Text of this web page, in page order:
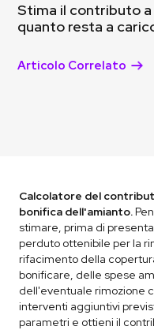
Stima il contributo
quanto resta a
Articolo Correlato
Calcolatore del
bonifica dell'amianto.
stimare, prima di
perduto ottenibile per la
rifacimento della
bonificare, delle spese
dell'eventuale rimozione
interventi aggiuntivi
parametri e ottieni il